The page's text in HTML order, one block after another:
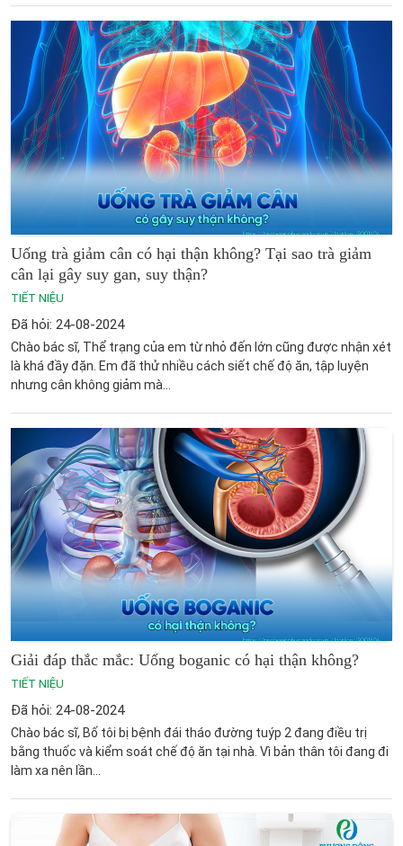
Uống trà giảm cân có hại thận không? Tại sao trà giảm
cân lại gây suy gan, suy thận?
TIẾT NIỆU
Đã hỏi: 24-08-2024
Chào bác sĩ, Thể trạng của em từ nhỏ đến lớn cũng được nhận xét
là khá đầy đặn. Em đã thử nhiều cách siết chế độ ăn, tập luyện
nhưng cân không giảm mà...
Giải đáp thắc mắc: Uống boganic có hại thận không?
TIẾT NIỆU
Đã hỏi: 24-08-2024
Chào bác sĩ, Bố tôi bị bệnh đái tháo đường tuýp 2 đang điều trị
bằng thuốc và kiểm soát chế độ ăn tại nhà. Vì bản thân tôi đang đi
làm xa nên lần...